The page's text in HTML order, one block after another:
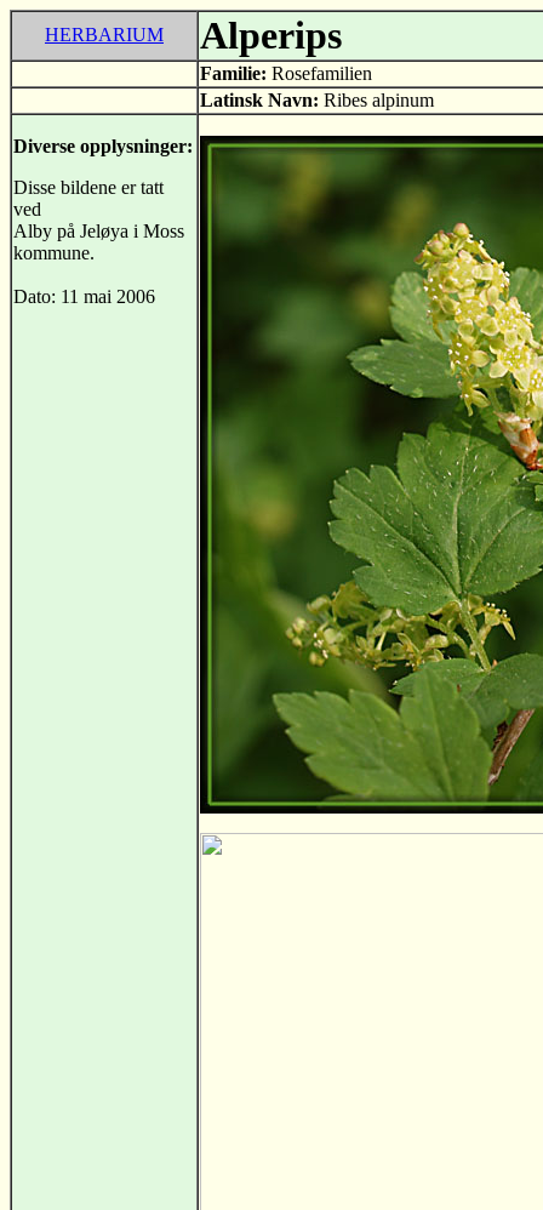
HERBARIUM Alperips
Familie: Rosefamilien
Latinsk Navn: Ribes alpinum
Diverse opplysninger:
Disse bildene er tatt
ved
Alby på Jeløya i Moss
kommune.
Dato: 11 mai 2006